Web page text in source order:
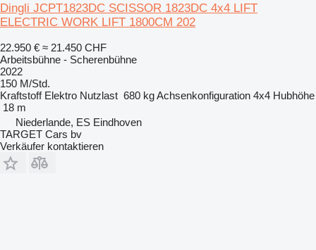
Dingli JCPT1823DC SCISSOR 1823DC 4x4 LIFT
ELECTRIC WORK LIFT 1800CM 202
22.950 € ≈ 21.450 CHF
Arbeitsbühne - Scherenbühne
2022
150 M/Std.
Kraftstoff Elektro Nutzlast 680 kgAchsenkonfiguration 4x4 Hubhöhe
18 m
Niederlande, ES Eindhoven
TARGET Cars bv
Verkäufer kontaktieren